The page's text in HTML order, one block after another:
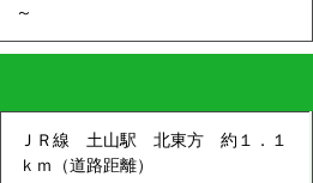
～
ＪＲ線 土山駅 北東方 約１．１
ｋｍ（道路距離）